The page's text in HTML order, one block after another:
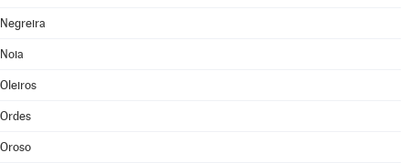
Negreira
Noia
Oleiros
Ordes
Oroso